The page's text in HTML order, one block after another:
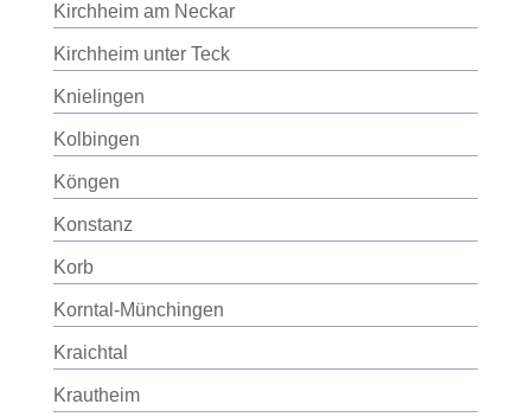
Kirchheim am Neckar
Kirchheim unter Teck
Knielingen
Kolbingen
Köngen
Konstanz
Korb
Korntal-Münchingen
Kraichtal
Krautheim